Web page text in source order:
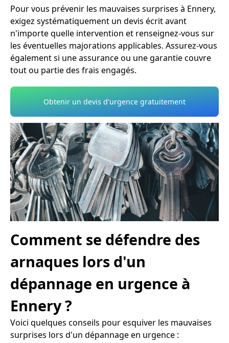
Pour vous prévenir les mauvaises surprises à Ennery,
exigez systématiquement un devis écrit avant
n'importe quelle intervention et renseignez-vous sur
les éventuelles majorations applicables. Assurez-vous
également si une assurance ou une garantie couvre
tout ou partie des frais engagés.
Obtenir un devis d'urgence gratuitement
Comment se défendre des
arnaques lors d'un
dépannage en urgence à
Ennery ?
Voici quelques conseils pour esquiver les mauvaises
surprises lors d'un dépannage en urgence :